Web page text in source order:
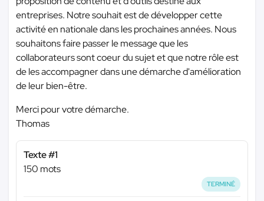
entreprises. Notre souhait est de développer cette
activité en nationale dans les prochaines années. Nous
souhaitons faire passer le message que les
collaborateurs sont coeur du sujet et que notre rôle est
de les accompagner dans une démarche d'amélioration
de leur bien-être.
Merci pour votre démarche.
Thomas
Texte #1
150 mots
TERMINÉ